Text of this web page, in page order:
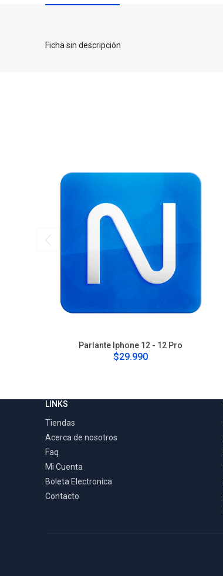
Ficha sin descripción
Parlante Iphone 12 - 12 Pro
$29.990
LINKS
Tiendas
Acerca de nosotros
Faq
Mi Cuenta
Boleta Electronica
Contacto